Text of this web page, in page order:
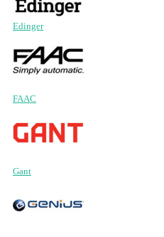
Edinger
FAAC
Gant